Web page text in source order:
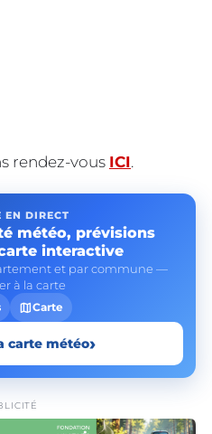
rendez-vous ICI.
EN DIRECT
météo, prévisions
interactive
et par commune —
à la carte
mapCarte
carte météo›